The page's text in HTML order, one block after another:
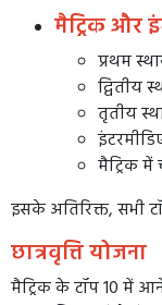
मैट्रिक और
प्रथम
द्वितीय
तृतीय
मैट्रिक
इसके अतिरिक्त, सभी
छात्रवृत्ति योजना
मैट्रिक के टॉप 10 में